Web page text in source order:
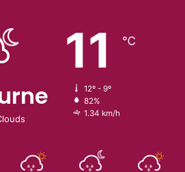
11 ℃
12º - 9º
82%
1.34 km/h